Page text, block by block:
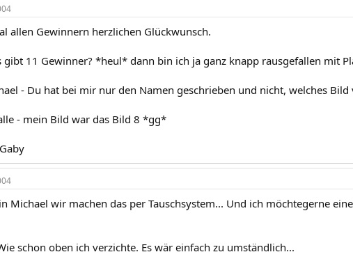
allen Gewinnern herzlichen Glückwunsch.
gibt 11 Gewinner? *heul* dann bin ich ja ganz knapp rausgefallen mit
- Du hat bei mir nur den Namen geschrieben und nicht, welches
- mein Bild war das Bild 8 *gg*
Michael wir machen das per Tauschsystem... Und ich möchtegerne
schon oben ich verzichte. Es wär einfach zu umständlich...